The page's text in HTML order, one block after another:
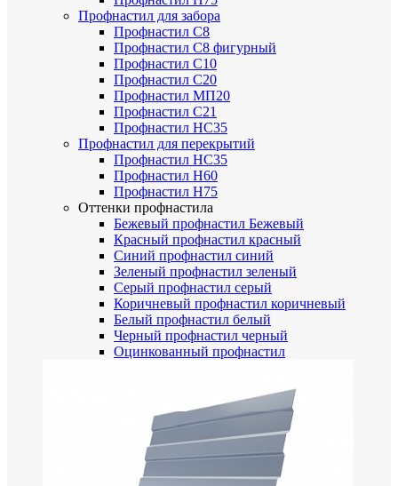
Профнастил для забора
Профнастил С8
Профнастил С8 фигурный
Профнастил С10
Профнастил С20
Профнастил МП20
Профнастил С21
Профнастил НС35
Профнастил для перекрытий
Профнастил НС35
Профнастил Н60
Профнастил Н75
Оттенки профнастила
Бежевый профнастил Бежевый
Красный профнастил красный
Синий профнастил синий
Зеленый профнастил зеленый
Серый профнастил серый
Коричневый профнастил коричневый
Белый профнастил белый
Черный профнастил черный
Оцинкованный профнастил